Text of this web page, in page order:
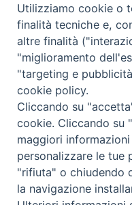
SEDE PRINCIPALE
Palazzo Patriarcale
San Marco, 320/A –
Tel. 041-2702411
e-mail
Indirizzo PEC:
Utilizziamo cookie o
finalità tecniche e,
altre finalità
"miglioramento
"targeting e
cookie policy.
Cliccando su
cookie. Cliccando su
maggiori
personalizzare le tue
"rifiuta" o chiudendo
la navigazione